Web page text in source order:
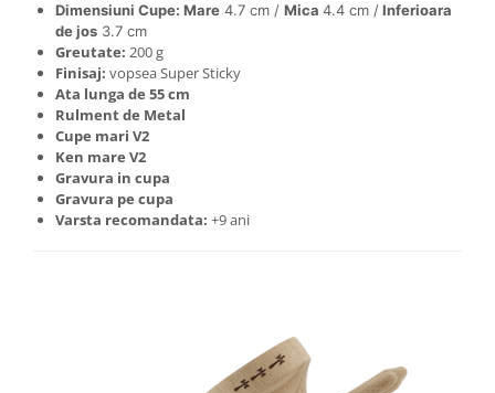
Dimensiuni Cupe: Mare 4.7 cm / Mica 4.4 cm /Inferioara
de jos 3.7 cm
Greutate: 200 g
Finisaj: vopsea Super Sticky
Ata lunga de 55 cm
Rulment de Metal
⁠Cupe mari V2
Ken mare V2
Gravura in cupa
Gravura pe cupa
Varsta recomandata: +9 ani